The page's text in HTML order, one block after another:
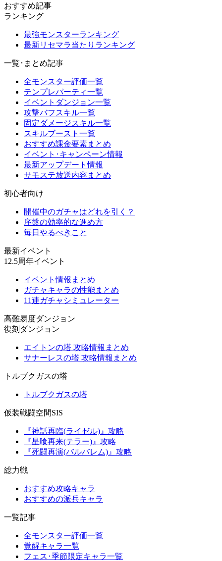
おすすめ記事
ランキング
最強モンスターランキング
最新リセマラ当たりランキング
一覧･まとめ記事
全モンスター評価一覧
テンプレパーティ一覧
イベントダンジョン一覧
攻撃バフスキル一覧
固定ダメージスキル一覧
スキルブースト一覧
おすすめ課金要素まとめ
イベント･キャンペーン情報
最新アップデート情報
サモステ放送内容まとめ
初心者向け
開催中のガチャはどれを引く？
序盤の効率的な進め方
毎日やるべきこと
最新イベント
12.5周年イベント
イベント情報まとめ
ガチャキャラの性能まとめ
11連ガチャシミュレーター
高難易度ダンジョン
復刻ダンジョン
エイトンの塔 攻略情報まとめ
サナーレスの塔 攻略情報まとめ
トルブクガスの塔
トルブクガスの塔
仮装戦闘空間SIS
『神話再臨(ライゼル)』攻略
『星喰再来(テラー)』攻略
『死闘再演(バルバレム)』攻略
総力戦
おすすめ攻略キャラ
おすすめの派兵キャラ
一覧記事
全モンスター評価一覧
覚醒キャラ一覧
フェス･季節限定キャラ一覧